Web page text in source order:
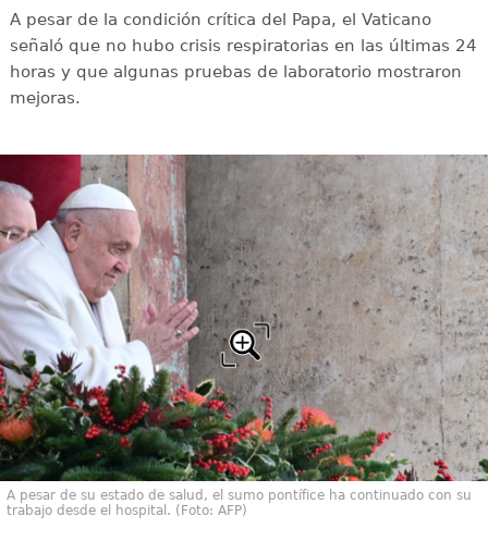
A pesar de la condición crítica del Papa, el Vaticano
señaló que no hubo crisis respiratorias en las últimas 24
horas y que algunas pruebas de laboratorio mostraron
mejoras.
A pesar de su estado de salud, el sumo pontífice ha continuado con su
trabajo desde el hospital. (Foto: AFP)